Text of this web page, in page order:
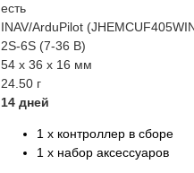
есть
INAV/ArduPilot
2S-6S (7-36 В)
54 х 36 x 16 мм
24.50 г
14 дней
1 x контроллер в сборе
1 x набор аксессуаров